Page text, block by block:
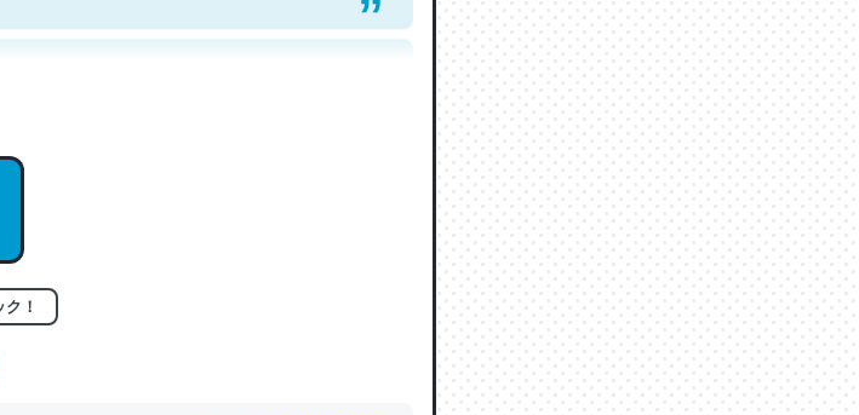
説100ページ分くらい。小説でいう「ずっと前
というには多い分量。進化すればするほど分かり
！